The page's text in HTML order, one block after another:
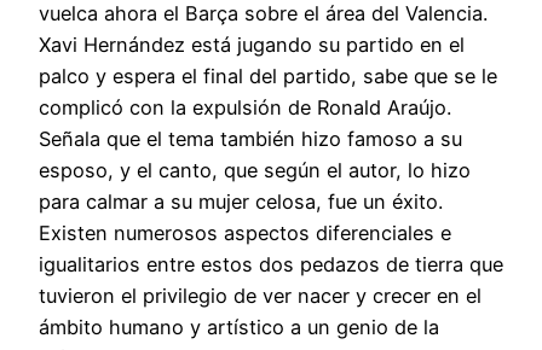
vuelca ahora el Barça sobre el área del Valencia.
Xavi Hernández está jugando su partido en el
palco y espera el final del partido, sabe que se le
complicó con la expulsión de Ronald Araújo.
Seña­la que el tema también hizo famoso a su
esposo, y el canto, que según el au­tor, lo hizo
para calmar a su mujer ce­losa, fue un éxito.
Existen numerosos aspectos diferenciales e
igualitarios entre estos dos pedazos de tierra que
tuvieron el privilegio de ver nacer y crecer en el
ámbito humano y artístico a un genio de la